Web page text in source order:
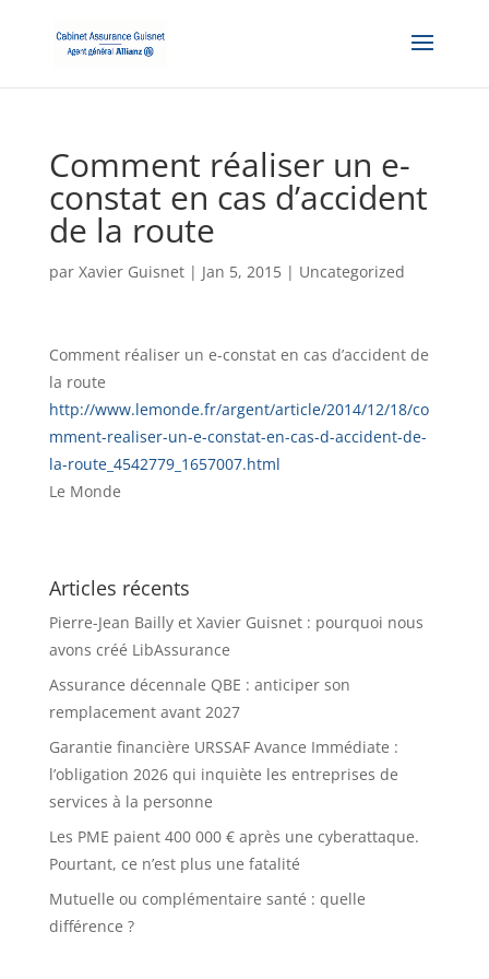
Comment réaliser un e-
constat en cas d’accident
de la route
par Xavier Guisnet| Jan 5, 2015| Uncategorized
Comment réaliser un e-constat en cas d’accident de
la route
http://www.lemonde.fr/argent/article/2014/12/18/co
mment-realiser-un-e-constat-en-cas-d-accident-de-
la-route_4542779_1657007.html
Le Monde
Articles récents
Pierre-Jean Bailly et Xavier Guisnet : pourquoi nous
avons créé LibAssurance
Assurance décennale QBE : anticiper son
remplacement avant 2027
Garantie financière URSSAF Avance Immédiate :
l’obligation 2026 qui inquiète les entreprises de
services à la personne
Les PME paient 400 000 € après une cyberattaque.
Pourtant, ce n’est plus une fatalité
Mutuelle ou complémentaire santé : quelle
différence ?